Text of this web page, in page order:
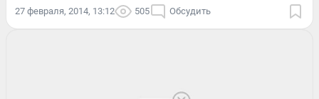
27 февраля, 2014, 13:12 505 Обсудить